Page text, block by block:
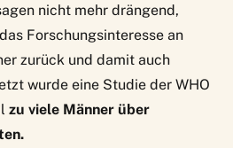
nicht mehr drängend,
Forschungsinteresse an
zurück und damit auch
wurde eine Studie der WHO
zu viele Männer über